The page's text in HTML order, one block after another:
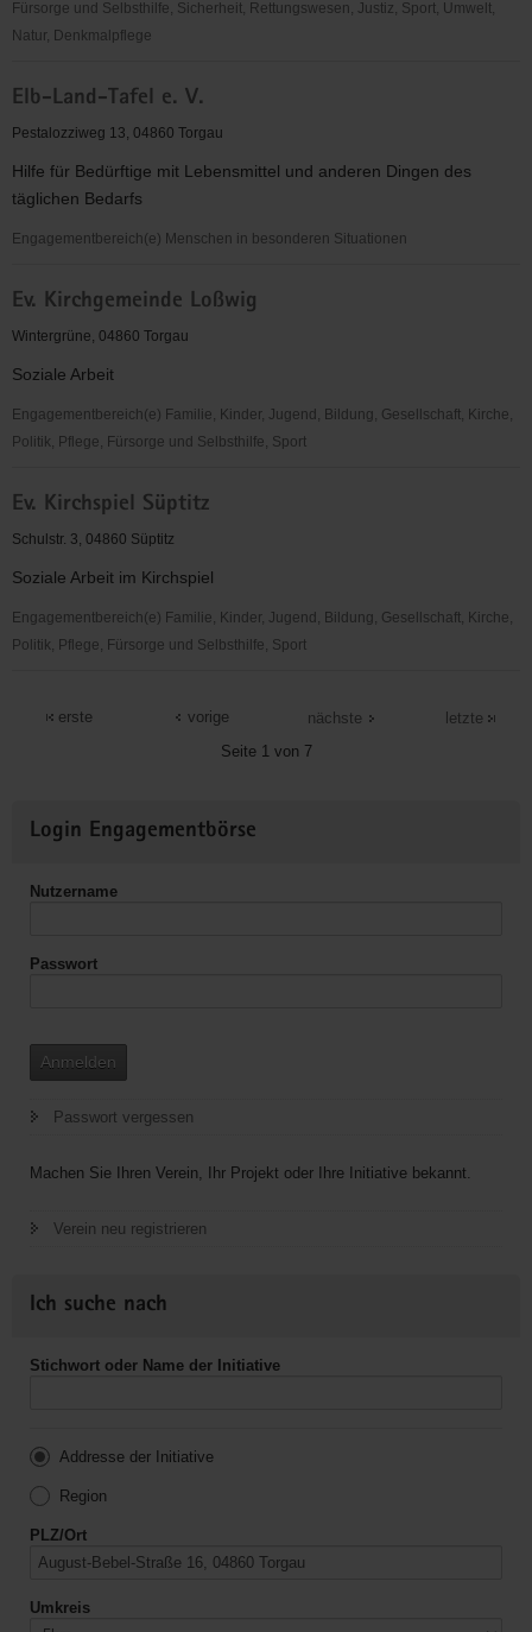
Fürsorge und Selbsthilfe, Sicherheit, Rettungswesen, Justiz, Sport, Umwelt,
Natur, Denkmalpflege
Verband
für
und
Jugendarbeit
Sachsen-
e.V.
Torgau
Elb-Land-Tafel e. V.
Pestalozziweg 13, 04860 Torgau
Hilfe für Bedürftige mit Lebensmittel und anderen Dingen des
täglichen Bedarfs
Engagementbereich(e) Menschen in besonderen Situationen
Land-
Tafel
V.
Ev. Kirchgemeinde Loßwig
Wintergrüne, 04860 Torgau
Soziale Arbeit
Engagementbereich(e) Familie, Kinder, Jugend, Bildung, Gesellschaft, Kirche,
Politik, Pflege, Fürsorge und Selbsthilfe, Sport
Kirchgemeinde
Loßwig
Ev. Kirchspiel Süptitz
Schulstr. 3, 04860 Süptitz
Soziale Arbeit im Kirchspiel
Engagementbereich(e) Familie, Kinder, Jugend, Bildung, Gesellschaft, Kirche,
Politik, Pflege, Fürsorge und Selbsthilfe, Sport
Kirchspiel
erste
vorige
Seite 1 von 7
nächste letzte
Informationen
Login Engagementbörse
Nutzername
Passwort
Anmelden
Passwort vergessen
Machen Sie Ihren Verein, Ihr Projekt oder Ihre Initiative bekannt.
Verein neu registrieren
Ich suche nach
Stichwort oder Name der Initiative
Addresse der Initiative
Region
PLZ/Ort
Umkreis